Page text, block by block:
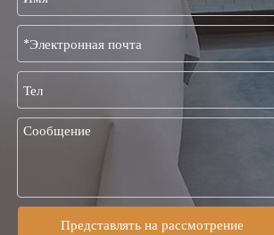
Представлять на рассмотрение